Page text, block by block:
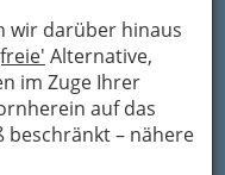
wir darüber hinaus
Alternative,
im Zuge Ihrer
auf das
– nähere
1